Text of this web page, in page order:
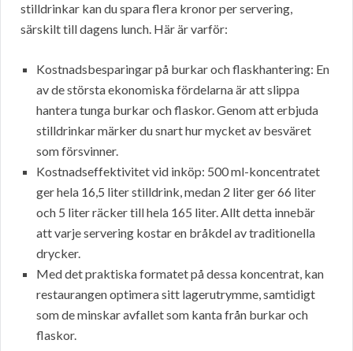
stilldrinkar kan du spara flera kronor per servering,
särskilt till dagens lunch. Här är varför:
Kostnadsbesparingar på burkar och flaskhantering: En
av de största ekonomiska fördelarna är att slippa
hantera tunga burkar och flaskor. Genom att erbjuda
stilldrinkar märker du snart hur mycket av besväret
som försvinner.
Kostnadseffektivitet vid inköp: 500 ml-koncentratet
ger hela 16,5 liter stilldrink, medan 2 liter ger 66 liter
och 5 liter räcker till hela 165 liter. Allt detta innebär
att varje servering kostar en bråkdel av traditionella
drycker.
Med det praktiska formatet på dessa koncentrat, kan
restaurangen optimera sitt lagerutrymme, samtidigt
som de minskar avfallet som kanta från burkar och
flaskor.